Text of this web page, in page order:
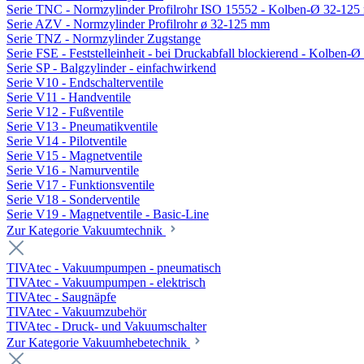
Serie TNC - Normzylinder Profilrohr ISO 15552 - Kolben-Ø 32-125
Serie AZV - Normzylinder Profilrohr ø 32-125 mm
Serie TNZ - Normzylinder Zugstange
Serie FSE - Feststelleinheit - bei Druckabfall blockierend - Kolben-Ø
Serie SP - Balgzylinder - einfachwirkend
Serie V10 - Endschalterventile
Serie V11 - Handventile
Serie V12 - Fußventile
Serie V13 - Pneumatikventile
Serie V14 - Pilotventile
Serie V15 - Magnetventile
Serie V16 - Namurventile
Serie V17 - Funktionsventile
Serie V18 - Sonderventile
Serie V19 - Magnetventile - Basic-Line
Zur Kategorie Vakuumtechnik
TIVAtec - Vakuumpumpen - pneumatisch
TIVAtec - Vakuumpumpen - elektrisch
TIVAtec - Saugnäpfe
TIVAtec - Vakuumzubehör
TIVAtec - Druck- und Vakuumschalter
Zur Kategorie Vakuumhebetechnik